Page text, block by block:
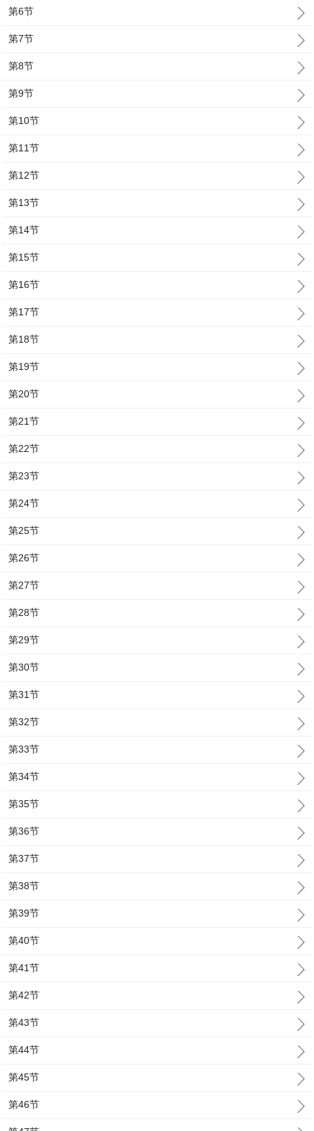
第6节
第7节
第8节
第9节
第10节
第11节
第12节
第13节
第14节
第15节
第16节
第17节
第18节
第19节
第20节
第21节
第22节
第23节
第24节
第25节
第26节
第27节
第28节
第29节
第30节
第31节
第32节
第33节
第34节
第35节
第36节
第37节
第38节
第39节
第40节
第41节
第42节
第43节
第44节
第45节
第46节